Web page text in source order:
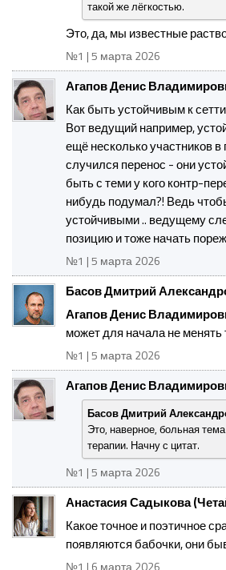
такой же лёгкостью.
Это, да, мы известные
№1 | 5 марта 2026
Агапов Денис
Как быть устойчивым к
Вот ведущий например,
ещё несколько участников в
случился перенос - они
быть с теми у кого контр-
нибудь подумал?! Ведь
устойчивыми .. ведущему
позицию и тоже начать
№1 | 5 марта 2026
Басов Дмитрий
Агапов Денис
может для начала не
№1 | 5 марта 2026
Агапов Денис
Басов Дмитрий
Это, наверное, больная
терапии. Начну с цитат.
№1 | 5 марта 2026
Анастасия Садыкова
Какое точное и поэтичное
появляются бабочки, они
№1 | 6 марта 2026